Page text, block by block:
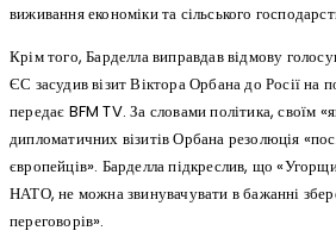
виживання економіки та сільського
Крім того, Барделла виправдав відмову
ЄС засудив візит Віктора Орбана до Росії на
передає BFM TV. За словами політика, своїм
дипломатичних візитів Орбана резолюція
європейців». Барделла підкреслив, що
НАТО, не можна звинувачувати в бажанні
переговорів».